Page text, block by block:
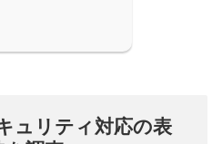
ュリティ対応の表